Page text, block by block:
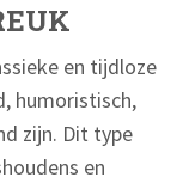
en tijdloze
humoristisch,
zijn. Dit type
en